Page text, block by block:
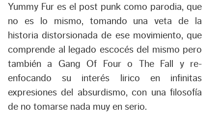
Yummy Fur es el post punk como parodia, que
no es lo mismo, tomando una veta de la
historia distorsionada de ese movimiento, que
comprende al legado escocés del mismo pero
también a Gang Of Four o The Fall y re-
enfocando su interés lirico en infinitas
expresiones del absurdismo, con una filosofía
de no tomarse nada muy en serio.